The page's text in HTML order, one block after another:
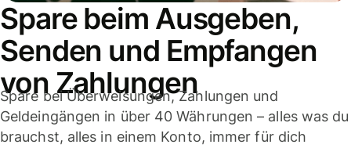
Spare beim Ausgeben,
Senden und Empfangen
von Zahlungen
Spare bei Überweisungen, Zahlungen und
Geldeingängen in über 40 Währungen – alles was du
brauchst, alles in einem Konto, immer für dich